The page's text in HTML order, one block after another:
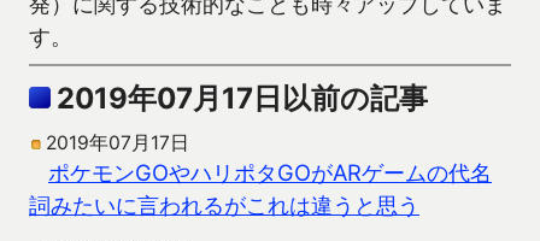
す。
2019年07月17日以前の記事
2019年07月17日
ポケモンGOやハリポタGOがARゲームの代名
詞みたいに言われるがこれは違うと思う